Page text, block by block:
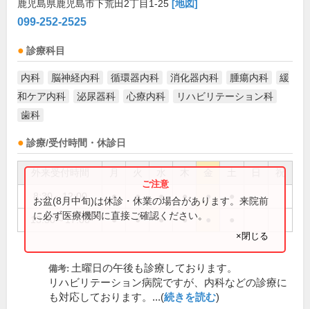
鹿児島県鹿児島市下荒田2丁目1-25 [地図]
099-252-2525
診療科目
内科 脳神経内科 循環器内科 消化器内科 腫瘍内科
緩
和ケア内科
泌尿器科 心療内科
リハビリテーション科
歯科
診療/受付時間・休診日
祝
8:30～12:00 ● ● ● ● ●
13:30～17:00 ● ● ● ●
お盆(8月中旬)は休診・休業の場合があります。来院前
に必ず医療機関に直接ご確認ください。
×閉じる
備考: 土曜日の午後も診療しております。
リハビリテーション病院ですが、内科などの診療に
も対応しております。...(続きを読む)